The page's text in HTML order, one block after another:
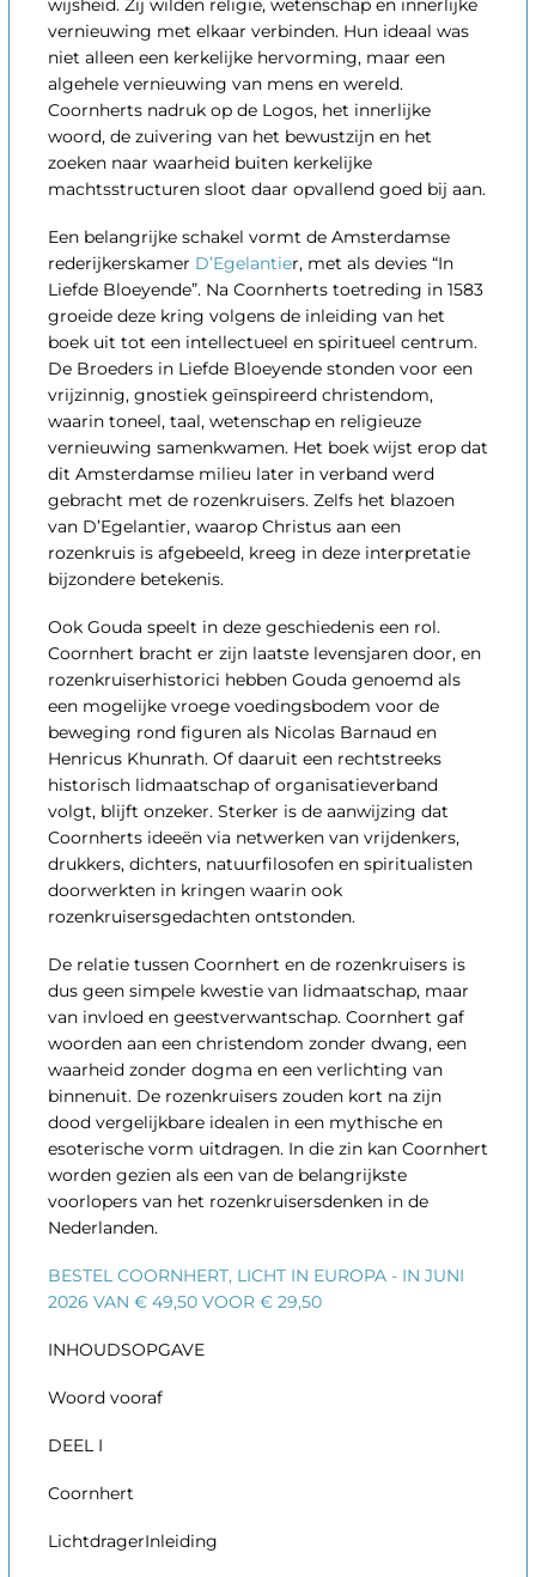
wijsheid. Zij wilden religie, wetenschap en innerlijke
vernieuwing met elkaar verbinden. Hun ideaal was
niet alleen een kerkelijke hervorming, maar een
algehele vernieuwing van mens en wereld.
Coornherts nadruk op de Logos, het innerlijke
woord, de zuivering van het bewustzijn en het
zoeken naar waarheid buiten kerkelijke
machtsstructuren sloot daar opvallend goed bij aan.
Een belangrijke schakel vormt de Amsterdamse
rederijkerskamer D’Egelantier, met als devies “In
Liefde Bloeyende”. Na Coornherts toetreding in 1583
groeide deze kring volgens de inleiding van het
boek uit tot een intellectueel en spiritueel centrum.
De Broeders in Liefde Bloeyende stonden voor een
vrijzinnig, gnostiek geïnspireerd christendom,
waarin toneel, taal, wetenschap en religieuze
vernieuwing samenkwamen. Het boek wijst erop dat
dit Amsterdamse milieu later in verband werd
gebracht met de rozenkruisers. Zelfs het blazoen
van D’Egelantier, waarop Christus aan een
rozenkruis is afgebeeld, kreeg in deze interpretatie
bijzondere betekenis.
Ook Gouda speelt in deze geschiedenis een rol.
Coornhert bracht er zijn laatste levensjaren door, en
rozenkruiserhistorici hebben Gouda genoemd als
een mogelijke vroege voedingsbodem voor de
beweging rond figuren als Nicolas Barnaud en
Henricus Khunrath. Of daaruit een rechtstreeks
historisch lidmaatschap of organisatieverband
volgt, blijft onzeker. Sterker is de aanwijzing dat
Coornherts ideeën via netwerken van vrijdenkers,
drukkers, dichters, natuurfilosofen en spiritualisten
doorwerkten in kringen waarin ook
rozenkruisersgedachten ontstonden.
De relatie tussen Coornhert en de rozenkruisers is
dus geen simpele kwestie van lidmaatschap, maar
van invloed en geestverwantschap. Coornhert gaf
woorden aan een christendom zonder dwang, een
waarheid zonder dogma en een verlichting van
binnenuit. De rozenkruisers zouden kort na zijn
dood vergelijkbare idealen in een mythische en
esoterische vorm uitdragen. In die zin kan Coornhert
worden gezien als een van de belangrijkste
voorlopers van het rozenkruisersdenken in de
Nederlanden.
BESTEL COORNHERT, LICHT IN EUROPA - IN JUNI
2026 VAN € 49,50 VOOR € 29,50
INHOUDSOPGAVE
Woord vooraf
DEEL I
Coornhert
LichtdragerInleiding